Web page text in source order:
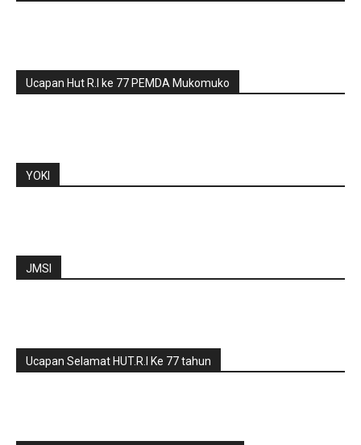
Ucapan Hut R.I ke 77 PEMDA Mukomuko
YOKI
JMSI
Ucapan Selamat HUT.R.I Ke 77 tahun